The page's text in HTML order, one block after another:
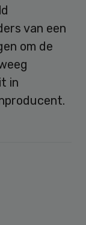
van een
om de
in